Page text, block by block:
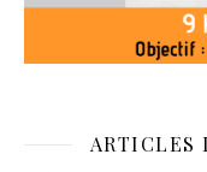
ARTICLES